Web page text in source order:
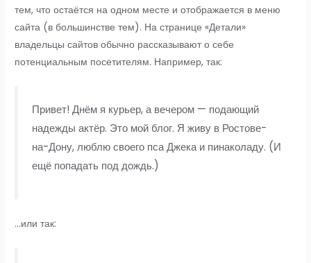
тем, что остаётся на одном месте и отображается в меню
сайта (в большинстве тем). На странице «Детали»
владельцы сайтов обычно рассказывают о себе
потенциальным посетителям. Например, так:
Привет! Днём я курьер, а вечером — подающий
надежды актёр. Это мой блог. Я живу в Ростове-
на-Дону, люблю своего пса Джека и пинаколаду. (И
ещё попадать под дождь.)
…или так: